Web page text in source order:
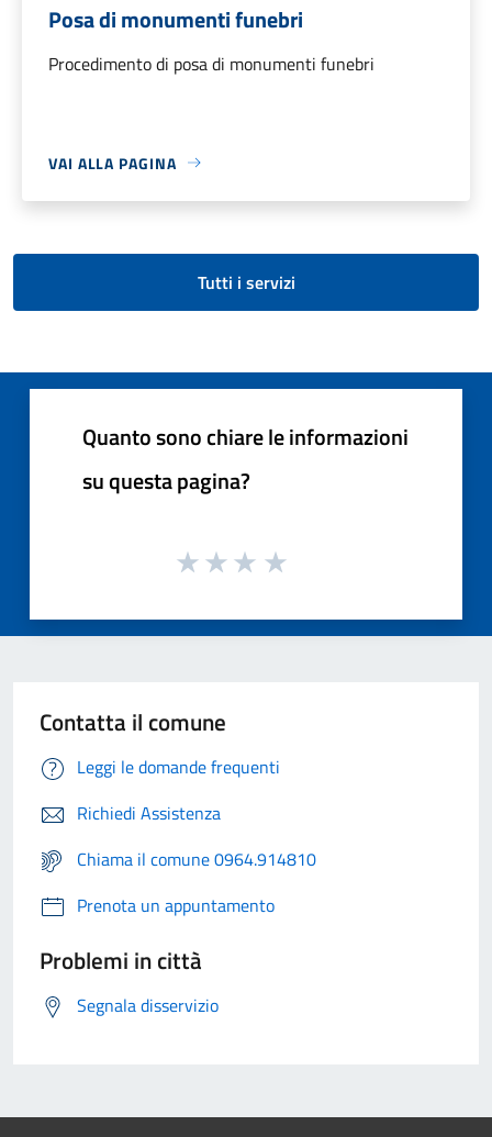
Posa di monumenti funebri
Procedimento di posa di monumenti funebri
VAI ALLA PAGINA
Tutti i servizi
Quanto sono chiare le informazioni
su questa pagina?
Contatta il comune
Leggi le domande frequenti
Richiedi Assistenza
Chiama il comune 0964.914810
Prenota un appuntamento
Problemi in città
Segnala disservizio